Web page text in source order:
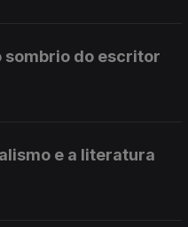
sombrio do escritor
e a literatura